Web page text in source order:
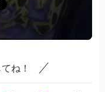
ね！